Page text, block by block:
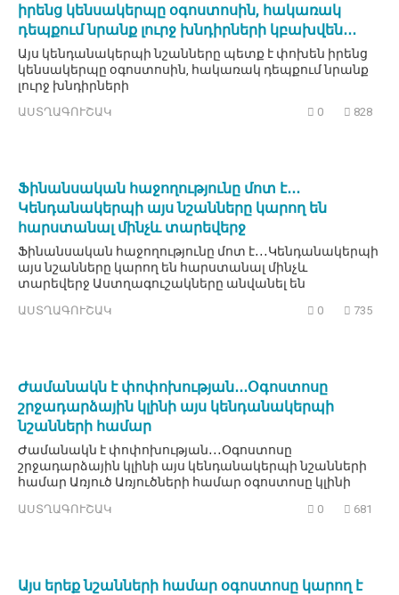
իրենց կենսակերպը օգոստոսին, հակառակ
դեպքում նրանք լուրջ խնդիրների կբախվեն․․․
Այս կենդանակերպի նշանները պետք է փոխեն իրենց
կենսակերպը օգոստոսին, հակառակ դեպքում նրանք
լուրջ խնդիրների
ԱՍՏՂԱԳՈՒՇԱԿ 0 828
Ֆինանսական հաջողությունը մոտ է․․․
Կենդանակերպի այս նշանները կարող են
հարստանալ մինչև տարեվերջ
Ֆինանսական հաջողությունը մոտ է․․․Կենդանակերպի
այս նշանները կարող են հարստանալ մինչև
տարեվերջ Աստղագուշակները անվանել են
ԱՍՏՂԱԳՈՒՇԱԿ 0 735
Ժամանակն է փոփոխության․․․Օգոստոսը
շրջադարձային կլինի այս կենդանակերպի
նշանների համար
Ժամանակն է փոփոխության․․․Օգոստոսը
շրջադարձային կլինի այս կենդանակերպի նշանների
համար Առյուծ Առյուծների համար օգոստոսը կլինի
ԱՍՏՂԱԳՈՒՇԱԿ 0 681
Այս երեք նշանների համար օգոստոսը կարող է